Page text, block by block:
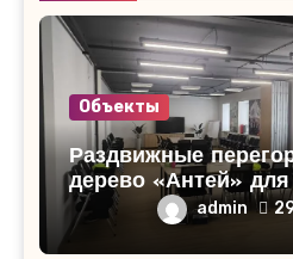
Объекты
Раздвижные
дерево «Антей»
помещения вadmin